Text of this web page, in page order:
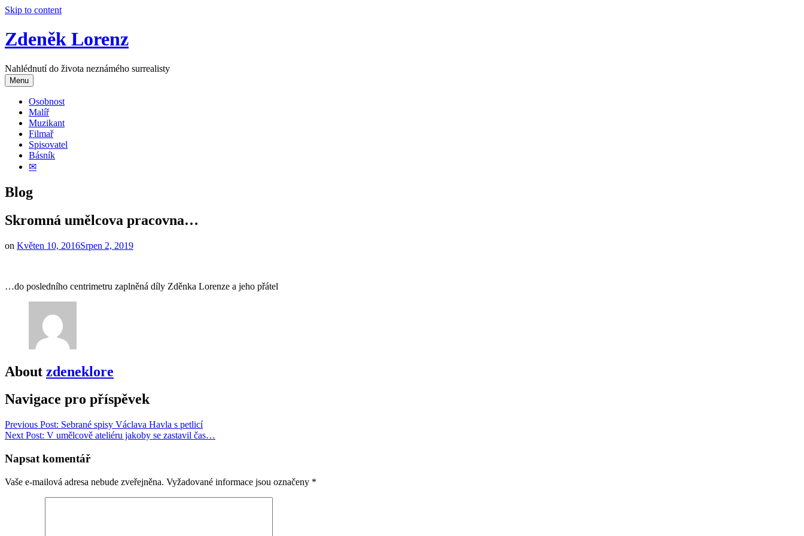
Skip to content
Zdeněk Lorenz
Nahlédnutí do života neznámého surrealisty
Menu
Osobnost
Malíř
Muzikant
Filmař
Spisovatel
Básník
✉
Blog
Skromná umělcova pracovna…
on Květen 10, 2016Srpen 2, 2019
…do posledního centrimetru zaplněná díly Zděnka Lorenze a jeho přátel
About zdeneklore
Navigace pro příspěvek
Previous Post: Sebrané spisy Václava Havla s petlicí
Next Post: V umělcově ateliéru jakoby se zastavil čas…
Napsat komentář
Vaše e-mailová adresa nebude zveřejněna. Vyžadované informace jsou označeny *